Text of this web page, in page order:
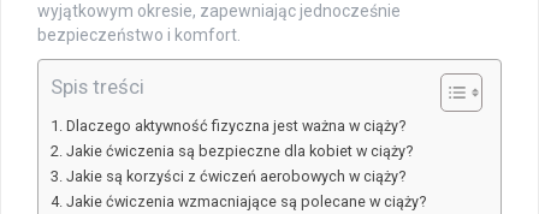
wyjątkowym okresie, zapewniając jednocześnie
bezpieczeństwo i komfort.
Spis treści
Dlaczego aktywność fizyczna jest ważna w ciąży?
Jakie ćwiczenia są bezpieczne dla kobiet w ciąży?
Jakie są korzyści z ćwiczeń aerobowych w ciąży?
Jakie ćwiczenia wzmacniające są polecane w ciąży?